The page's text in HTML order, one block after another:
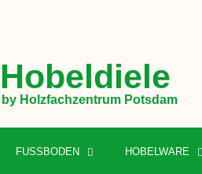
Hobeldiele
by Holzfachzentrum Potsdam
FUSSBODEN HOBELWARE